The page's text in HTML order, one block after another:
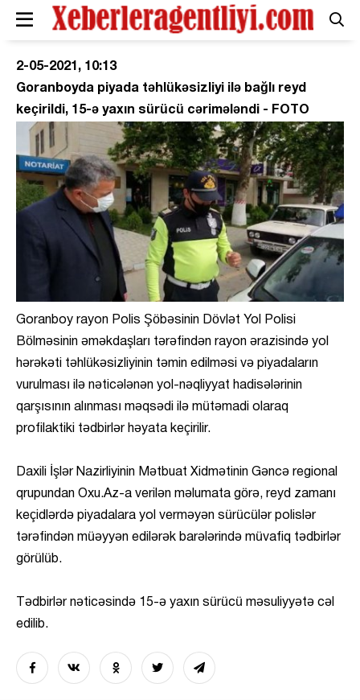
2-05-2021, 10:13
Goranboyda piyada təhlükəsizliyi ilə bağlı reyd
keçirildi, 15-ə yaxın sürücü cərimələndi - FOTO
Goranboy rayon Polis Şöbəsinin Dövlət Yol Polisi
Bölməsinin əməkdaşları tərəfindən rayon ərazisində yol
hərəkəti təhlükəsizliyinin təmin edilməsi və piyadaların
vurulması ilə nəticələnən yol-nəqliyyat hadisələrinin
qarşısının alınması məqsədi ilə mütəmadi olaraq
profilaktiki tədbirlər həyata keçirilir.
Daxili İşlər Nazirliyinin Mətbuat Xidmətinin Gəncə regional
qrupundan Oxu.Az-a verilən məlumata görə, reyd zamanı
keçidlərdə piyadalara yol verməyən sürücülər polislər
tərəfindən müəyyən edilərək barələrində müvafiq tədbirlər
görülüb.
Tədbirlər nəticəsində 15-ə yaxın sürücü məsuliyyətə cəl
edilib.